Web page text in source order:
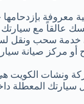
معروفة
عالقاً مع
خدمة سحب ونقل
أو مركز صيانة
ونشات الكويت هي
سيارتك المعطلة